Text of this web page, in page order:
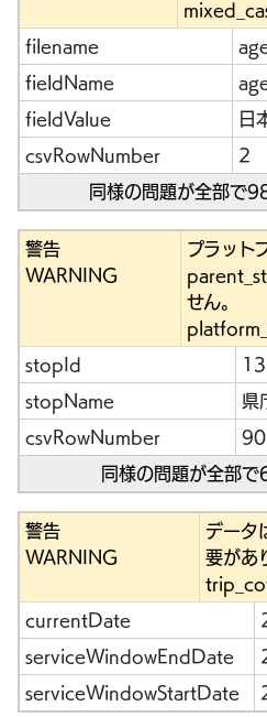
filename
fieldName
fieldValue 日
csvRowNumber 2
同様の問題が全部で
警告
WARNING
プラット
せん。
stopId
stopName 県
csvRowNumber 90
同様の問題が全部で
警告
WARNING
データ
要があ
currentDate
serviceWindowEndDate
serviceWindowStartDate